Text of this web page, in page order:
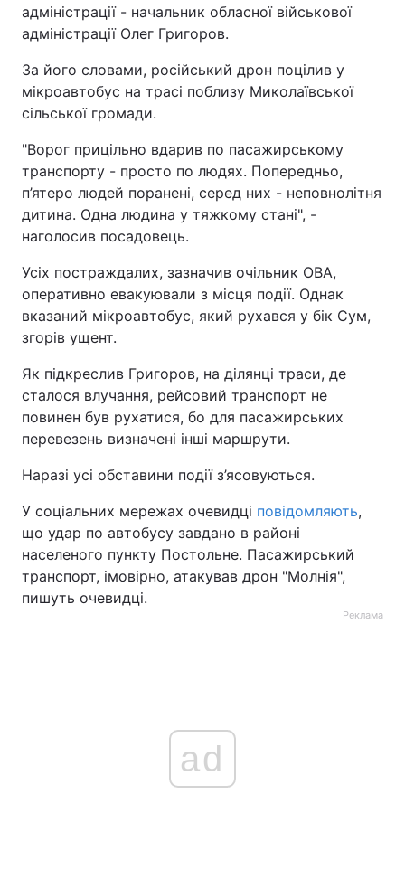
адміністрації - начальник обласної військової
адміністрації Олег Григоров.
За його словами, російський дрон поцілив у
мікроавтобус на трасі поблизу Миколаївської
сільської громади.
"Ворог прицільно вдарив по пасажирському
транспорту - просто по людях. Попередньо,
п’ятеро людей поранені, серед них - неповнолітня
дитина. Одна людина у тяжкому стані", -
наголосив посадовець.
Усіх постраждалих, зазначив очільник ОВА,
оперативно евакуювали з місця події. Однак
вказаний мікроавтобус, який рухався у бік Сум,
згорів ущент.
Як підкреслив Григоров, на ділянці траси, де
сталося влучання, рейсовий транспорт не
повинен був рухатися, бо для пасажирських
перевезень визначені інші маршрути.
Наразі усі обставини події з’ясовуються.
У соціальних мережах очевидці повідомляють,
що удар по автобусу завдано в районі
населеного пункту Постольне. Пасажирський
транспорт, імовірно, атакував дрон "Молнія",
пишуть очевидці.
Реклама
ad